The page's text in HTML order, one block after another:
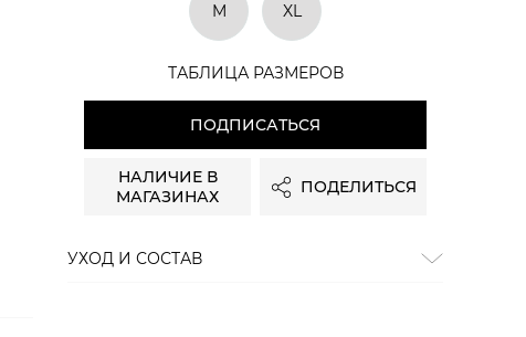
M XL
ТАБЛИЦА РАЗМЕРОВ
ПОДПИСАТЬСЯ
НАЛИЧИЕ В
МАГАЗИНАХ
ПОДЕЛИТЬСЯ
УХОД И СОСТАВ